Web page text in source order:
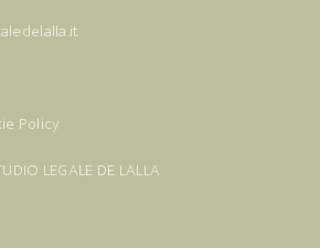
Policy
LEGALE DE LALLA